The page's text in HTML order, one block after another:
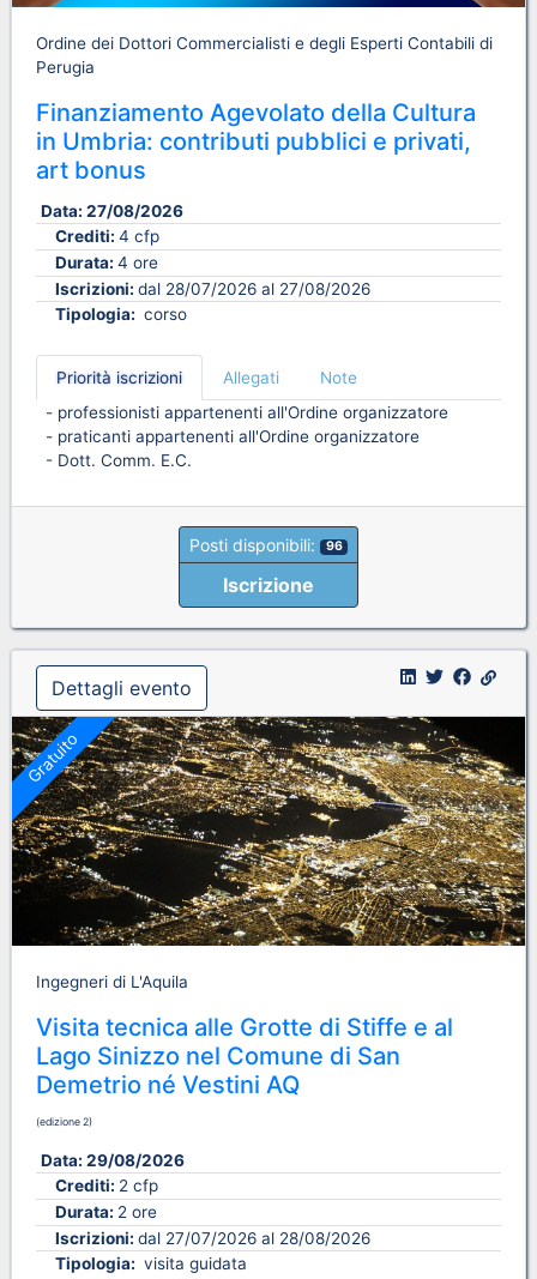
Ordine dei Dottori Commercialisti e degli Esperti Contabili di
Perugia
Finanziamento Agevolato della Cultura
in Umbria: contributi pubblici e privati,
art bonus
Data: 27/08/2026
Crediti: 4 cfp
Durata: 4 ore
Iscrizioni: dal 28/07/2026 al 27/08/2026
Tipologia: corso
Priorità iscrizioni Allegati
Note
- professionisti appartenenti all'Ordine organizzatore
- praticanti appartenenti all'Ordine organizzatore
- Dott. Comm. E.C.
Posti disponibili: 96
Iscrizione
Dettagli evento
Gratuito
Ingegneri di L'Aquila
Visita tecnica alle Grotte di Stiffe e al
Lago Sinizzo nel Comune di San
Demetrio né Vestini AQ
(edizione 2)
Data: 29/08/2026
Crediti: 2 cfp
Durata: 2 ore
Iscrizioni: dal 27/07/2026 al 28/08/2026
Tipologia: visita guidata